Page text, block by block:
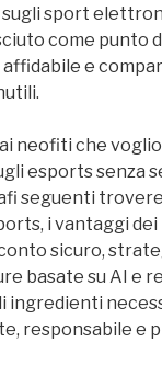
sport
come punto
e
neofiti che
esports senza
seguenti
i vantaggi dei
sicuro,
basate su AI e
ingredienti
responsabile e